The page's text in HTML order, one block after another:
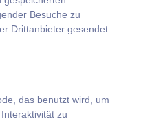
Besuche zu
Drittanbieter gesendet
das benutzt wird, um
zu